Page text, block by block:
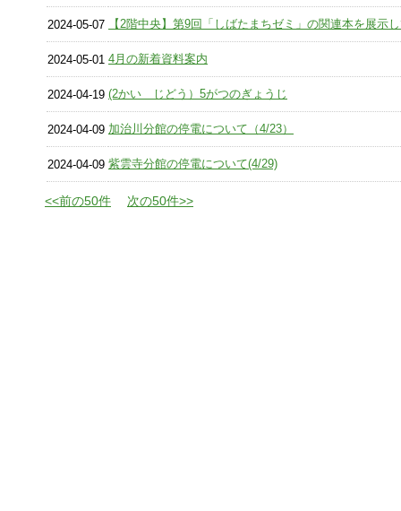
2024-05-07 【2階中央】第9回「しばたまちゼミ」の関連本を展示
2024-05-01 4月の新着資料案内
2024-04-19 (2かい じどう）5がつのぎょうじ
2024-04-09 加治川分館の停電について（4/23）
2024-04-09 紫雲寺分館の停電について(4/29)
<<前の50件 次の50件>>